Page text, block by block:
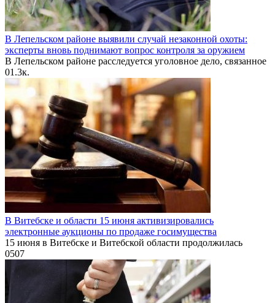
В Лепельском районе выявили случай незаконной охоты:
эксперты вновь поднимают вопрос контроля за оружием
В Лепельском районе расследуется уголовное дело, связанное
01.3к.
В Витебске и области 15 июня активизировались
электронные аукционы по продаже госимущества
15 июня в Витебске и Витебской области продолжилась
0507